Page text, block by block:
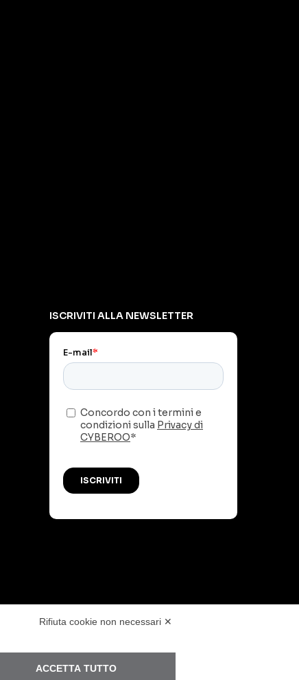
ISCRIVITI ALLA NEWSLETTER
Rifiuta cookie non necessari ✕
ACCETTA TUTTO